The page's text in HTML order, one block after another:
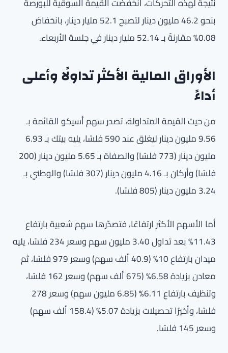
بنحو 46.2 مليون دينار لتصبح 52.1 مليار دينار، بانخفاض
0.08% مقارنةً بـ 52.14 مليار دينار في جلسة الأربعاء.
الأوراق المالية الأكثر تداولًا وأعلى
أداءً
من حيث القيمة المتداولة، تصدر سهم أسيكو القائمة بـ
9.56 مليون دينار ليغلق عند 590 فلسًا، يليه بيتك بـ 6.93
مليون دينار (773 فلسًا) والصفاة بـ 5.65 مليون دينار (200
فلسًا) وأركان بـ 4.16 مليون دينار (307 فلسًا) والوطني بـ
3.24 مليون دينار (805 فلسًا).
أما الأسهم الأكثر ارتفاعًا، فتصدّرها سهم شعبية بارتفاع
11.43% بعد تداول 3.40 مليون سهم وسعر 234 فلسًا، يليه
ميدان بارتفاع 10% (40.9 ألف سهم) وسعر 979 فلسًا، ثم
معادن بزيادة 6.58% (675 ألف سهم) وسعر 162 فلسًا،
وتنظيف بارتفاع 6.11% (6.85 مليون سهم) وسعر 278
فلسًا، وأخيرًا تحصيلات بزيادة 5.07% (158.4 ألف سهم)
وسعر 145 فلسًا.